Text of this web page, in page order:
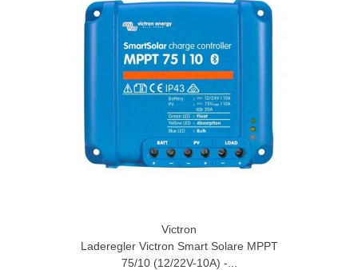
Victron
Laderegler Victron Smart Solare MPPT
75/10 (12/22V-10A) -...